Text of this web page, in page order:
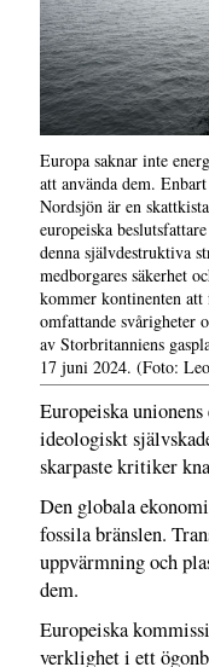
Europa saknar inte
att använda dem.
Nordsjön är en
europeiska
denna självdestruktiva
medborgares säkerhet
kommer kontinenten
omfattande svårigheter
av Storbritanniens
17 juni 2024. (Foto:
Europeiska
ideologiskt
skarpaste kritiker
Den globala
fossila bränslen.
uppvärmning och
dem.
Europeiska
verklighet i ett